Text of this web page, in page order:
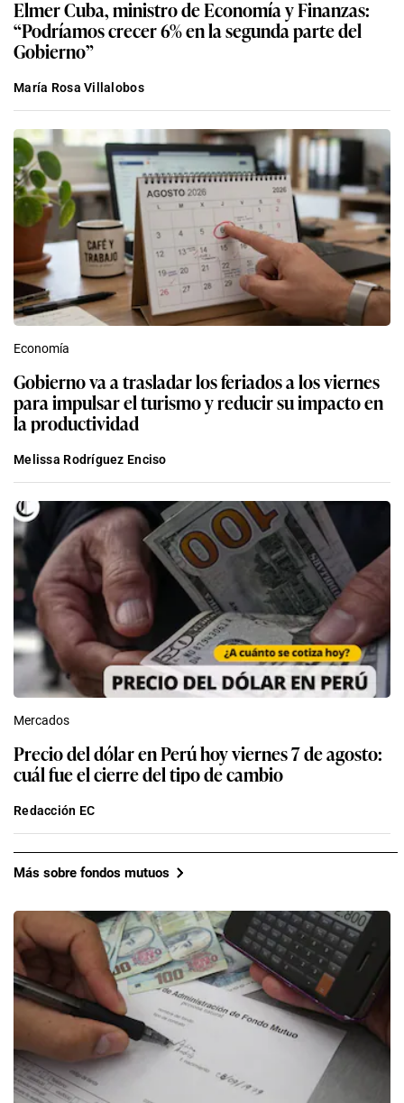
Elmer Cuba, ministro de Economía y Finanzas:
“Podríamos crecer 6% en la segunda parte del
Gobierno”
María Rosa Villalobos
Economía
Gobierno va a trasladar los feriados a los viernes
para impulsar el turismo y reducir su impacto en
la productividad
Melissa Rodríguez Enciso
Mercados
Precio del dólar en Perú hoy viernes 7 de agosto:
cuál fue el cierre del tipo de cambio
Redacción EC
Más sobre fondos mutuos